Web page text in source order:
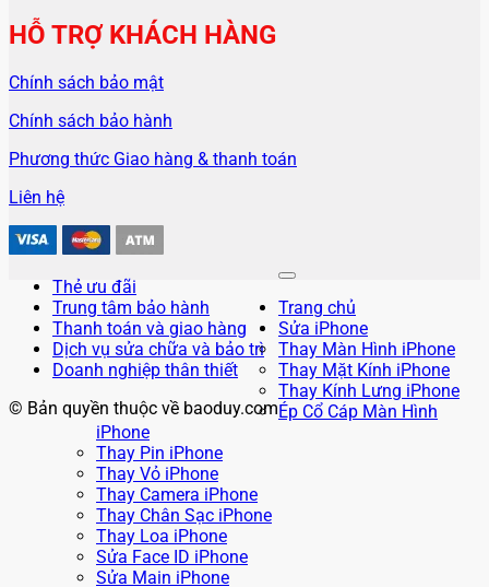
HỖ TRỢ KHÁCH HÀNG
Chính sách bảo mật
Chính sách bảo hành
Phương thức Giao hàng & thanh toán
Liên hệ
Thẻ ưu đãi
Trung tâm bảo hành
Thanh toán và giao hàng
Dịch vụ sửa chữa và bảo trì
Doanh nghiệp thân thiết
© Bản quyền thuộc về baoduy.com
Trang chủ
Sửa iPhone
Thay Màn Hình iPhone
Thay Mặt Kính iPhone
Thay Kính Lưng iPhone
Ép Cổ Cáp Màn Hình
iPhone
Thay Pin iPhone
Thay Vỏ iPhone
Thay Camera iPhone
Thay Chân Sạc iPhone
Thay Loa iPhone
Sửa Face ID iPhone
Sửa Main iPhone